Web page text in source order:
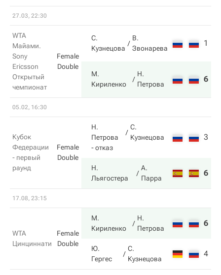
27.03, 22:30
WTA
Майами.
Sony
Ericsson
Открытый
чемпионат
Female
Double
С.
Кузнецова
В.
Звонарева
1
М.
Кириленко
Н.
Петрова
6
05.02, 16:30
Кубок
Федерации
- первый
раунд
Female
Double
Н.
Петрова
С.
Кузнецова
- отказ
3
Н.
Льягостера
А.
Парра
6
17.08, 23:15
WTA
Цинциннати
Female
Double
М.
Кириленко
Н.
Петрова
6
Ю.
Гергес
С.
Кузнецова
4